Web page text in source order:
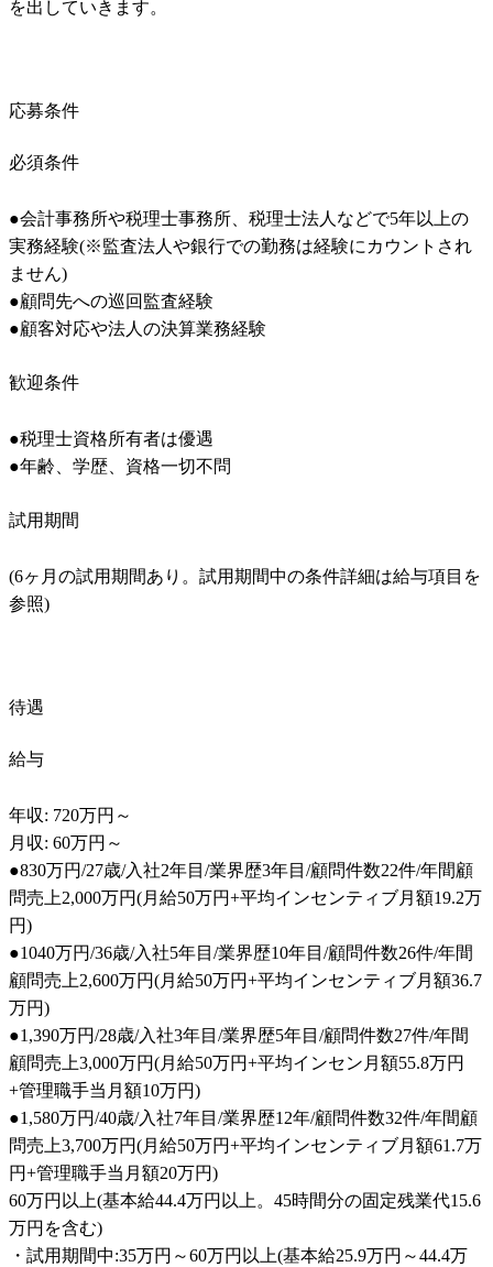
を出していきます。
応募条件
必須条件
●会計事務所や税理士事務所、税理士法人などで5年以上の
実務経験(※監査法人や銀行での勤務は経験にカウントされ
ません)
●顧問先への巡回監査経験
●顧客対応や法人の決算業務経験
歓迎条件
●税理士資格所有者は優遇
●年齢、学歴、資格一切不問
試用期間
(6ヶ月の試用期間あり。試用期間中の条件詳細は給与項目を
参照)
待遇
給与
年収: 720万円～
月収: 60万円～
●830万円/27歳/入社2年目/業界歴3年目/顧問件数22件/年間顧
問売上2,000万円(月給50万円+平均インセンティブ月額19.2万
円)
●1040万円/36歳/入社5年目/業界歴10年目/顧問件数26件/年間
顧問売上2,600万円(月給50万円+平均インセンティブ月額36.7
万円)
●1,390万円/28歳/入社3年目/業界歴5年目/顧問件数27件/年間
顧問売上3,000万円(月給50万円+平均インセン月額55.8万円
+管理職手当月額10万円)
●1,580万円/40歳/入社7年目/業界歴12年/顧問件数32件/年間顧
問売上3,700万円(月給50万円+平均インセンティブ月額61.7万
円+管理職手当月額20万円)
60万円以上(基本給44.4万円以上。45時間分の固定残業代15.6
万円を含む)
・試用期間中:35万円～60万円以上(基本給25.9万円～44.4万